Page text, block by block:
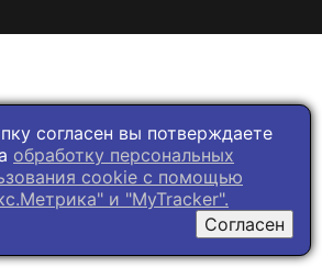
согласен вы потверждаете
обработку персональных
cookie c помощью
и "MyTracker".
Согласен